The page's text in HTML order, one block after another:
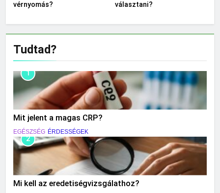
vérnyomás?
választani?
Tudtad?
1
Mit jelent a magas CRP?
EGÉSZSÉG ÉRDESSÉGEK
2
Mi kell az eredetiségvizsgálathoz?